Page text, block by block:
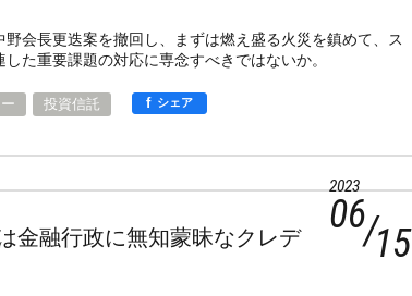
会長更迭案を撤回し、まずは燃え盛る火災を鎮めて、ス
た重要課題の対応に専念すべきではないか。
投資信託 f シェア
2023
06
15
金融行政に無知蒙昧なクレデ